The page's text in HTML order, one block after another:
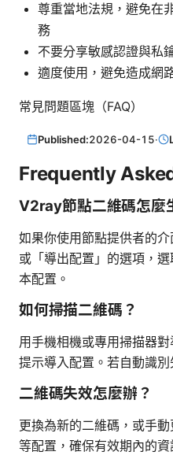
尊重當地法規，避免在
務
不要分享敏感認證與私
適度使用，避免造成網
常見問題區塊（FAQ）
Published:2026-04-15·
Frequently
V2ray節點二維碼怎麼
如果你使用節點提供者的介
或「導出配置」的選項，
本配置。
如何掃描二維碼？
用手機相機或專用掃描器
提示導入配置。若自動識
二維碼失效怎麼辦？
更換為新的二維碼，或手
等配置，確保有效期內的資